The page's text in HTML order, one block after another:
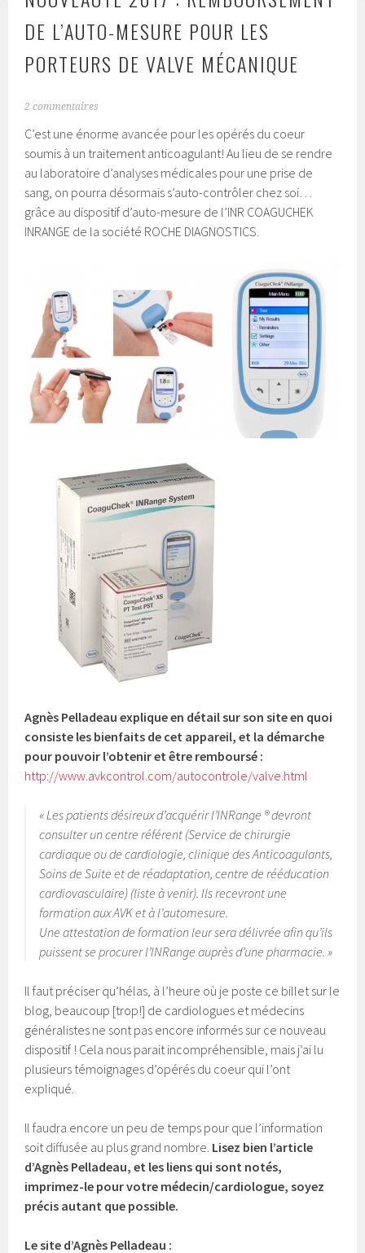
DE L’AUTO-MESURE POUR LES
PORTEURS DE VALVE MÉCANIQUE
2 commentaires
C’est une énorme avancée pour les opérés du coeur
soumis à un traitement anticoagulant! Au lieu de se rendre
au laboratoire d’analyses médicales pour une prise de
sang, on pourra désormais s’auto-contrôler chez soi…
grâce au dispositif d’auto-mesure de l’INR COAGUCHEK
INRANGE de la société ROCHE DIAGNOSTICS.
Agnès Pelladeau explique en détail sur son site en quoi
consiste les bienfaits de cet appareil, et la démarche
pour pouvoir l’obtenir et être remboursé :
http://www.avkcontrol.com/autocontrole/valve.html
« Les patients désireux d’acquérir l’INRange ® devront
consulter un centre référent (Service de chirurgie
cardiaque ou de cardiologie, clinique des Anticoagulants,
Soins de Suite et de réadaptation, centre de rééducation
cardiovasculaire) (liste à venir). Ils recevront une
formation aux AVK et à l’automesure.
Une attestation de formation leur sera délivrée afin qu’ils
puissent se procurer l’INRange auprès d’une pharmacie. »
Il faut préciser qu’hélas, à l’heure où je poste ce billet sur le
blog, beaucoup [trop!] de cardiologues et médecins
généralistes ne sont pas encore informés sur ce nouveau
dispositif ! Cela nous parait incompréhensible, mais j’ai lu
plusieurs témoignages d’opérés du coeur qui l’ont
expliqué.
Il faudra encore un peu de temps pour que l’information
soit diffusée au plus grand nombre. Lisez bien l’article
d’Agnès Pelladeau, et les liens qui sont notés,
imprimez-le pour votre médecin/cardiologue, soyez
précis autant que possible.
Le site d’Agnès Pelladeau :